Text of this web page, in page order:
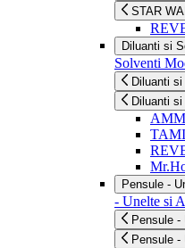
STAR
Diluanti si
Solventi
Diluanti
Diluanti
Pensule -
- Unelte si
Pensule
Pensule